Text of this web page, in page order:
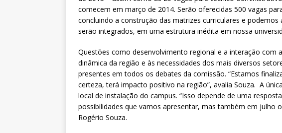
comecem em março de 2014. Serão oferecidas 500 vagas
concluindo a construção das matrizes curriculares e
serão integrados, em uma estrutura inédita em nossa
Questões como desenvolvimento regional e a interação com
dinâmica da região e às necessidades dos mais diversos
presentes em todos os debates da comissão. “Estamos
certeza, terá impacto positivo na região”, avalia Souza. A
local de instalação do campus. “Isso depende de uma
possibilidades que vamos apresentar, mas também em julho
Rogério Souza.